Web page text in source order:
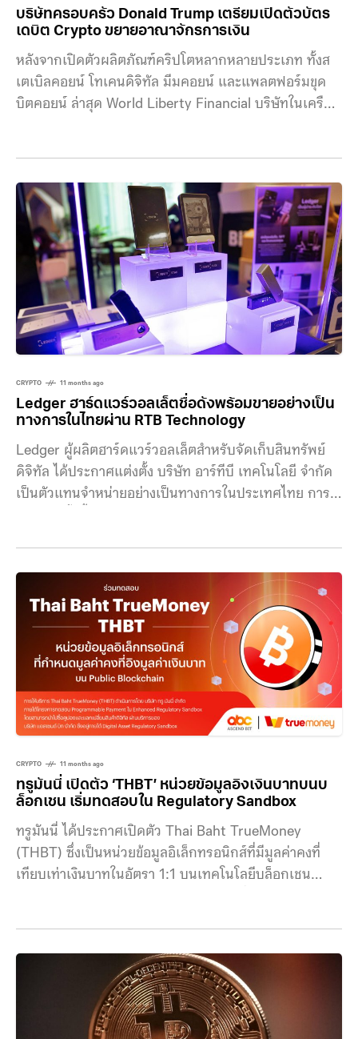
บริษัทครอบครัว Donald Trump เตรียมเปิดตัวบัตร
เดบิต Crypto ขยายอาณาจักรการเงิน
หลังจากเปิดตัวผลิตภัณฑ์คริปโตหลากหลายประเภท ทั้งส
เตเบิลคอยน์ โทเคนดิจิทัล มีมคอยน์ และแพลตฟอร์มขุด
บิตคอยน์ ล่าสุด World Liberty Financial บริษัทในเครือ
เชื่อมโยงสินทรัพย์ดิจิทัลเข้ากับการใช้จ่ายในชีวิตประจำวัน
ให้ง่ายขึ้น คาดจะเปิดให้ใช้งานภายในปีนี้ โดยแซค วิท
คอฟฟ์ ซีอีโอของบริษัท World Liberty Financial เผยใน
การประชุมคริปโตที่สิงคโปร์เมื่อวันพุธว่า โครงการนำร่อง
จะเริ่มขึ้นในไตรมาสหน้า ก่อนเปิดตัวอย่างเป็นทางการใน
ช่วงไตรมาส 4 ของปีนี้ หรือไม่เกินต้นปี 2026 สำหรับ
CRYPTO 11 months ago
Ledger ฮาร์ดแวร์วอลเล็ตชื่อดังพร้อมขายอย่างเป็น
ทางการในไทยผ่าน RTB Technology
Ledger ผู้ผลิตฮาร์ดแวร์วอลเล็ตสำหรับจัดเก็บสินทรัพย์
ดิจิทัล ได้ประกาศแต่งตั้ง บริษัท อาร์ทีบี เทคโนโลยี จำกัด
เป็นตัวแทนจำหน่ายอย่างเป็นทางการในประเทศไทย การ
โทในไทยที่กำลังเติบโต มร. เอียน โรเจอร์ส ประธานเจ้า
หน้าที่ฝ่ายประสบการณ์ลูกค้าของ Ledger
CRYPTO 11 months ago
ทรูมันนี่ เปิดตัว ‘THBT’ หน่วยข้อมูลอิงเงินบาทบนบ
ล็อกเชน เริ่มทดสอบใน Regulatory Sandbox
ทรูมันนี่ ได้ประกาศเปิดตัว Thai Baht TrueMoney
(THBT) ซึ่งเป็นหน่วยข้อมูลอิเล็กทรอนิกส์ที่มีมูลค่าคงที่
เทียบเท่าเงินบาทในอัตรา 1:1 บนเทคโนโลยีบล็อกเชน
Regulatory Sandbox THBT คืออะไรและทำงานอย่างไร
THBT ถูกพัฒนาขึ้นเพื่อรองรับการชำระเงินดิจิทัลที่มีความ
ปลอดภัยและโปร่งใส โดยมีคุณสมบัติหลักดังนี้: โครงการนี้
เป็นการทดสอบในวงจำกัดภายใต้การกำกับดูแลของหน่วย